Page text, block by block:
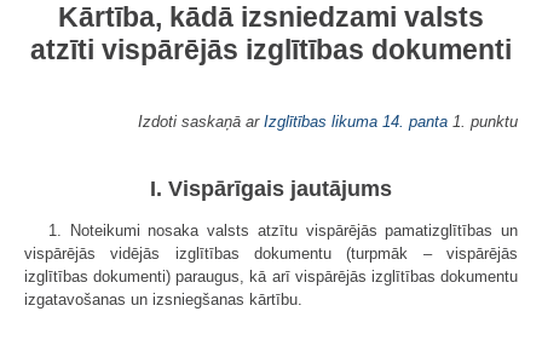
Kārtība, kādā izsniedzami valsts
atzīti vispārējās izglītības dokumenti
Izdoti saskaņā ar Izglītības likuma 14. panta 1. punktu
I. Vispārīgais jautājums
1. Noteikumi nosaka valsts atzītu vispārējās pamatizglītības un
vispārējās vidējās izglītības dokumentu (turpmāk – vispārējās
izglītības dokumenti) paraugus, kā arī vispārējās izglītības dokumentu
izgatavošanas un izsniegšanas kārtību.